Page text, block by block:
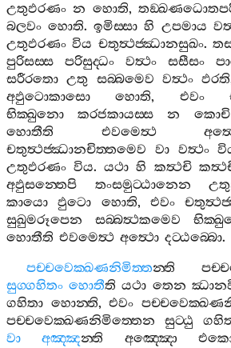
උතුඵරණං න හොති,
බලවං හොති.ඉමිස‍්සා හි උපමාය
උතුඵරණං විය චතුත්‍ථජ‍්ඣානසුඛං.
පුරිසස‍්ස
පරිසුද‍්ධං වත්‍ථං සසීසං
සරීරතො උතු සබ‍්බමෙව වත්‍ථං ඵරති
අඵුටොකාසො
හොති, එවං
භික‍්ඛුනො
කරජකායස‍්ස න කොචි
හොතීති
එවමෙත්‍ථ
චතුත්‍ථජ‍්ඣානචිත‍්තමෙව
වා වත්‍ථං
උතුඵරණං විය.යථා හි කත්‍ථචි
අඵුසන‍්තෙපි
තංසමුට‍්ඨානෙන
කායො
ඵුටො හොති, එවං
සුඛුමරූපෙන
සබ‍්බත්‍ථකමෙව
හොතීති එවමෙත්‍ථ අත්‍ථො දට‍්ඨබ‍්බො.
පච‍්චවෙක‍්ඛණනිමිත‍්තන‍්ති
සුග‍්ගහිතං හොතීති යථා තෙන
ගහිතා හොන‍්ති, එවං
පච‍්චවෙක‍්ඛණනිමිත‍්තෙන
සුට‍්ඨු
වා
අඤ‍්ඤන‍්ති අඤ‍්ඤො